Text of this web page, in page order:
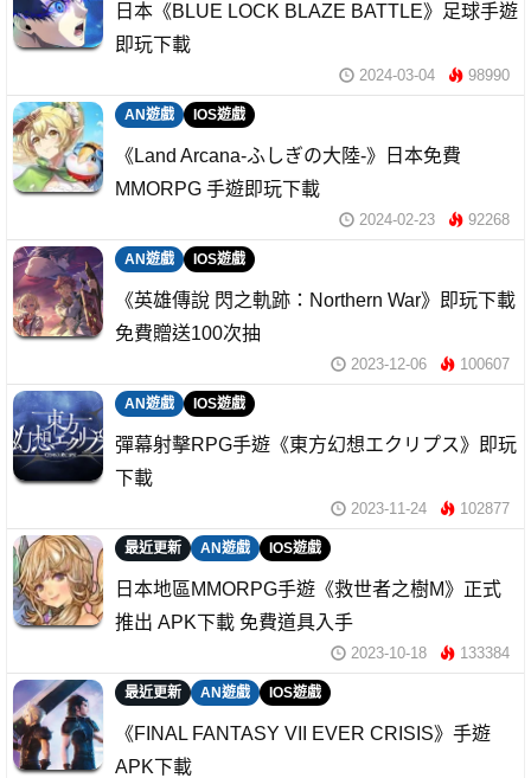
日本《BLUE LOCK BLAZE BATTLE》足球手遊
即玩下載
2024-03-04 98990
AN遊戲 IOS遊戲
《Land Arcana-ふしぎの大陸-》日本免費
MMORPG 手遊即玩下載
2024-02-23 92268
AN遊戲 IOS遊戲
《英雄傳說 閃之軌跡：Northern War》即玩下載
免費贈送100次抽
2023-12-06 100607
AN遊戲 IOS遊戲
彈幕射擊RPG手遊《東方幻想エクリプス》即玩
下載
2023-11-24 102877
最近更新 AN遊戲 IOS遊戲
日本地區MMORPG手遊《救世者之樹M》正式
推出 APK下載 免費道具入手
2023-10-18 133384
最近更新 AN遊戲 IOS遊戲
《FINAL FANTASY VII EVER CRISIS》手遊
APK下載